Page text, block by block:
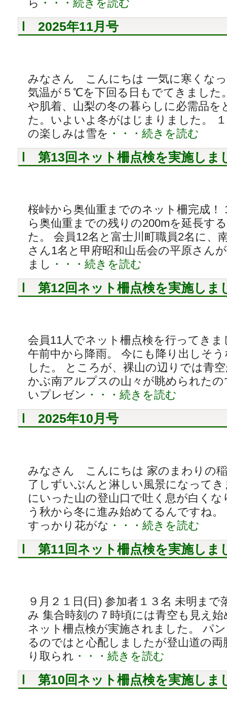
ら ・・・続きを読む
2025年11月号
みなさん こんにちは 一気に寒くな
気温が５℃を下回る日もでてきました
や肌着、山梨の冬の暮らしに必需品を
た。いよいよ冬がはじまりました。
の楽しみは雪を ・・・続きを読む
第13回ネット柵点検を実施しま
桜峠から奥仙重までのネット柵完成！
ら奥仙重までの残りの200mを延長す
た。 会員12名と富士川町職員2名に、
さん1名と甲府昭和山岳会の平原さん
まし ・・・続きを読む
第12回ネット柵点検を実施しま
会員11人でネット柵点検を行ってきま
午前中から降雨。 今にも降り出しそ
した。 ところが、裸山の辺りでは青
かぶ南アルプスの山々が眺められた
いプレゼン ・・・続きを読む
2025年10月号
みなさん こんにちは 家のまわりの
了しずいぶんと淋しい風景になって
にいった山の登山口で吐く息が白く
う秋から冬に進み始めてるんですね
すっかり花がな ・・・続きを読む
第11回ネット柵点検を実施し
９月２１日(日) 参加者１３名 未明ま
み 集合時刻の７時頃には青空も見え
ネット柵点検が実施されました。 パ
るのではと心配しましたが登山道の両
り取られ ・・・続きを読む
第10回ネット柵点検を実施しま